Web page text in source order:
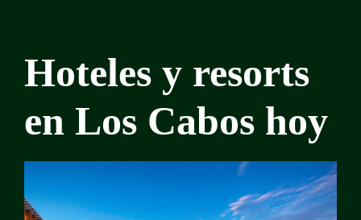
Hoteles y resorts
en Los Cabos hoy